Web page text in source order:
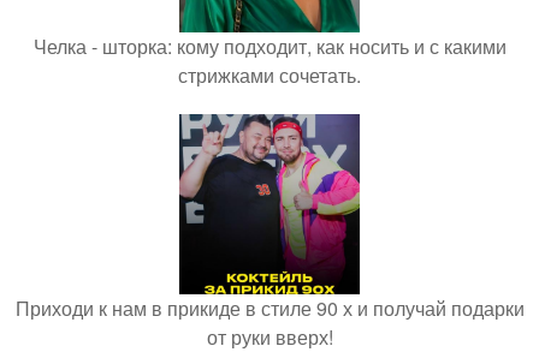
Челка - шторка: кому подходит, как носить и с какими
стрижками сочетать.
Приходи к нам в прикиде в стиле 90 х и получай подарки
от руки вверх!